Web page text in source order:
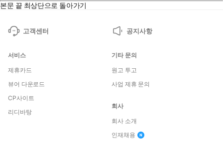
본문 끝 최상단으로 돌아가기
고객센터 공지사항
서비스
제휴카드
뷰어 다운로드
CP사이트
리디바탕
기타 문의
원고 투고
사업 제휴 문의
회사
회사 소개
인재채용